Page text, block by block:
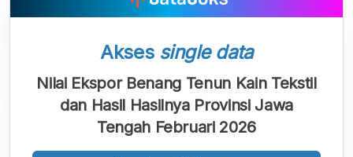
Akses single data
Nilai Ekspor Benang Tenun Kain Tekstil
dan Hasil Hasilnya Provinsi Jawa
Tengah Februari 2026